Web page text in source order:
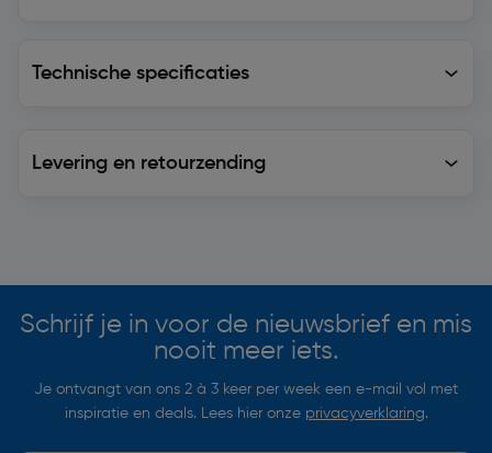
Technische specificaties
Levering en retourzending
Schrijf je in voor de nieuwsbrief en mis
nooit meer iets.
Je ontvangt van ons 2 à 3 keer per week een e-mail vol met
inspiratie en deals. Lees hier onze privacyverklaring.